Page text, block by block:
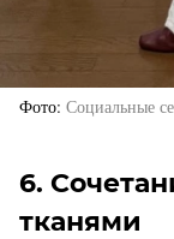
Фото Социальные
6.
тканями